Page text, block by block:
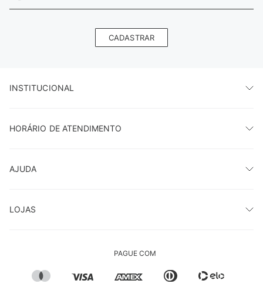
CADASTRAR
INSTITUCIONAL
HORÁRIO DE ATENDIMENTO
AJUDA
LOJAS
PAGUE COM